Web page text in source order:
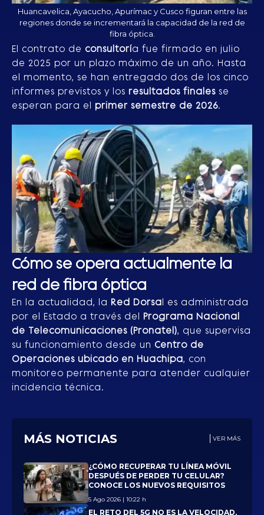
MÁS NOTICIAS VER MÁS
¿CÓMO RECUPERAR TU LÍNEA MÓVIL
DESPUÉS DE PERDER TU CELULAR?
CONOCE LOS NUEVOS REQUISITOS
5 Ago 2026 | 10:22 h
EL RETO DEL 5G NO ES LA VELOCIDAD,
Huancavelica, Ayacucho, Apurímac y Cusco figuran entre las
regiones donde se incrementará la capacidad de la red de
fibra óptica.
El contrato de consultoría fue firmado en julio
de 2025 por un plazo máximo de un año. Hasta
el momento, se han entregado dos de los cinco
informes previstos y los resultados finales se
esperan para el primer semestre de 2026.
Cómo se opera actualmente la
red de fibra óptica
En la actualidad, la Red Dorsal es administrada
por el Estado a través del Programa Nacional
de Telecomunicaciones (Pronatel), que supervisa
su funcionamiento desde un Centro de
Operaciones ubicado en Huachipa, con
monitoreo permanente para atender cualquier
incidencia técnica.